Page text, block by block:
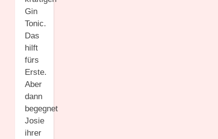
Gin
Tonic.
Das
hilft
fürs
Erste.
Aber
dann
begegnet
Josie
ihrer